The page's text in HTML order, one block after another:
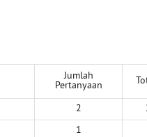
Jumlah
Pertanyaan
2
1